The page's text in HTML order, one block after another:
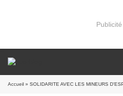
Publicité
Accueil » SOLIDARITE AVEC LES MINEURS